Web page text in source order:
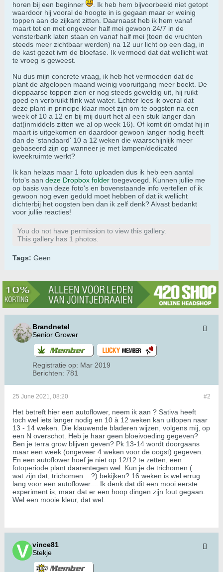
horen bij een beginner
. Ik heb hem bijvoorbeeld niet getopt
waardoor hij vooral de hoogte in is gegaan maar er weinig
toppen aan de zijkant zitten. Daarnaast heb ik hem vanaf
maart tot en met ongeveer half mei gewoon 24/7 in de
vensterbank laten staan en vanaf half mei (toen de vruchten
steeds meer zichtbaar werden) na 12 uur licht op een dag, in
de kast gezet ivm de bloefase. Ik vermoed dat dat wellicht wat
te vroeg is geweest.
Nu dus mijn concrete vraag, ik heb het vermoeden dat de
plant de afgelopen maand weinig vooruitgang meer boekt. De
dieppaarse toppen zien er nog steeds geweldig uit, hij ruikt
goed en verbruikt flink wat water. Echter lees ik overal dat
deze plant in principe klaar moet zijn om te oogsten na een
week of 10 a 12 en bij mij duurt het al een stuk langer dan
dat(inmiddels zitten we al op week 16). Of komt dit omdat hij in
maart is uitgekomen en daardoor gewoon langer nodig heeft
dan de 'standaard' 10 a 12 weken die waarschijnlijk meer
gebaseerd zijn op wanneer je met lampen/dedicated
kweekruimte werkt?
Ik kan helaas maar 1 foto uploaden dus ik heb een aantal
foto's aan deze Dropbox folder toegevoegd. Kunnen jullie me
op basis van deze foto's en bovenstaande info vertellen of ik
gewoon nog even geduld moet hebben of dat ik wellicht
dichterbij het oogsten ben dan ik zelf denk? Alvast bedankt
voor jullie reacties!
You do not have permission to view this gallery.
This gallery has 1 photos.
Tags: Geen
Brandnetel
Senior Grower
Registratie op: Mar 2019
Berichten: 781
#2
25 June 2021, 08:20
Het betreft hier een autoflower, neem ik aan ? Sativa heeft
toch wel iets langer nodig en 10 à 12 weken kan uitlopen naar
13 - 14 weken. Die klauwende bladeren wijzen, volgens mij, op
een N overschot. Heb je haar geen bloeivoeding gegeven?
Ben je terra grow blijven geven? Pk 13-14 wordt doorgaans
maar een week (ongeveer 4 weken voor de oogst) gegeven.
En een autoflower hoef je niet op 12/12 te zetten, een
fotoperiode plant daarentegen wel. Kun je de trichomen (...
wat zijn dat, trichomen....?) bekijken? 16 weken is wel errug
lang voor een autoflower.... Ik denk dat dit een mooi eerste
experiment is, maar dat er een hoop dingen zijn fout gegaan.
Wel een mooie kleur, dat wel.
vince81
Stekje